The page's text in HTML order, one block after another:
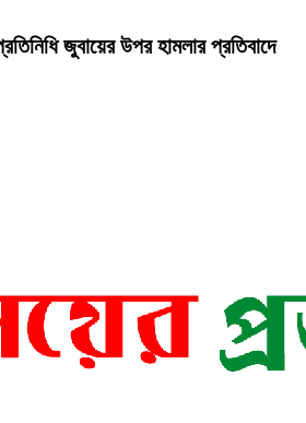
জুবায়ের উপর হামলার প্রতিবাদে